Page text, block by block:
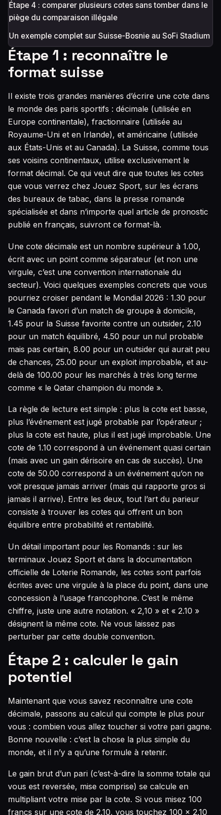
Étape 4 : comparer plusieurs cotes sans tomber dans le
piège du comparaison illégale
Un exemple complet sur Suisse-Bosnie au SoFi Stadium
Étape 1 : reconnaître le
format suisse
Il existe trois grandes manières d’écrire une cote dans
le monde des paris sportifs : décimale (utilisée en
Europe continentale), fractionnaire (utilisée au
Royaume-Uni et en Irlande), et américaine (utilisée
aux États-Unis et au Canada). La Suisse, comme tous
ses voisins continentaux, utilise exclusivement le
format décimal. Ce qui veut dire que toutes les cotes
que vous verrez chez Jouez Sport, sur les écrans
des bureaux de tabac, dans la presse romande
spécialisée et dans n’importe quel article de pronostic
publié en français, suivront ce format-là.
Une cote décimale est un nombre supérieur à 1.00,
écrit avec un point comme séparateur (et non une
virgule, c’est une convention internationale du
secteur). Voici quelques exemples concrets que vous
pourriez croiser pendant le Mondial 2026 : 1.30 pour
le Canada favori d’un match de groupe à domicile,
1.45 pour la Suisse favorite contre un outsider, 2.10
pour un match équilibré, 4.50 pour un nul probable
mais pas certain, 8.00 pour un outsider qui aurait peu
de chances, 25.00 pour un exploit improbable, et au-
delà de 100.00 pour les marchés à très long terme
comme « le Qatar champion du monde ».
La règle de lecture est simple : plus la cote est basse,
plus l’événement est jugé probable par l’opérateur ;
plus la cote est haute, plus il est jugé improbable. Une
cote de 1.10 correspond à un événement quasi certain
(mais avec un gain dérisoire en cas de succès). Une
cote de 50.00 correspond à un événement qu’on ne
voit presque jamais arriver (mais qui rapporte gros si
jamais il arrive). Entre les deux, tout l’art du parieur
consiste à trouver les cotes qui offrent un bon
équilibre entre probabilité et rentabilité.
Un détail important pour les Romands : sur les
terminaux Jouez Sport et dans la documentation
officielle de Loterie Romande, les cotes sont parfois
écrites avec une virgule à la place du point, dans une
concession à l’usage francophone. C’est le même
chiffre, juste une autre notation. « 2,10 » et « 2.10 »
désignent la même cote. Ne vous laissez pas
perturber par cette double convention.
Étape 2 : calculer le gain
potentiel
Maintenant que vous savez reconnaître une cote
décimale, passons au calcul qui compte le plus pour
vous : combien vous allez toucher si votre pari gagne.
Bonne nouvelle : c’est la chose la plus simple du
monde, et il n’y a qu’une formule à retenir.
Le gain brut d’un pari (c’est-à-dire la somme totale qui
vous est reversée, mise comprise) se calcule en
multipliant votre mise par la cote. Si vous misez 100
francs sur une cote de 2.10, vous touchez 100 × 2.10